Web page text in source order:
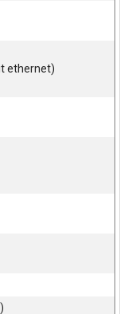
ethernet)